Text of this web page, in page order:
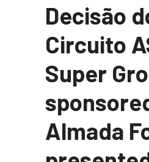
Decisão
Circuito
Super
Almada